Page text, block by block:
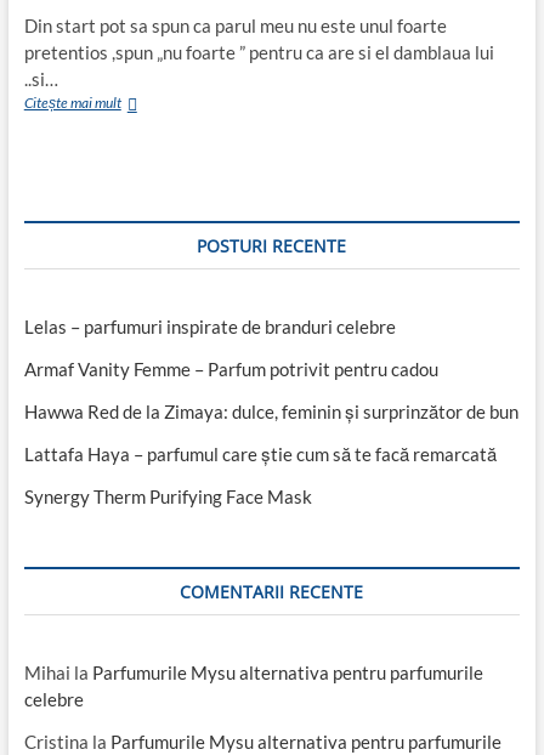
Din start pot sa spun ca parul meu nu este unul foarte
pretentios ,spun „nu foarte ” pentru ca are si el damblaua lui
..si…
Citește mai multAVON
POSTURI RECENTE
Lelas – parfumuri inspirate de branduri celebre
Armaf Vanity Femme – Parfum potrivit pentru cadou
Hawwa Red de la Zimaya: dulce, feminin și surprinzător de bun
Lattafa Haya – parfumul care știe cum să te facă remarcată
Synergy Therm Purifying Face Mask
COMENTARII RECENTE
Mihai la Parfumurile Mysu alternativa pentru parfumurile
celebre
Cristina la Parfumurile Mysu alternativa pentru parfumurile